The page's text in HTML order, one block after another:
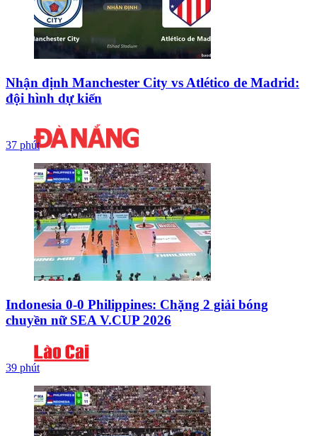
Nhận định Manchester City vs Atlético de Madrid:
đội hình dự kiến
37 phút
Indonesia 0-0 Philippines: Chặng 2 giải bóng
chuyền nữ SEA V.CUP 2026
39 phút